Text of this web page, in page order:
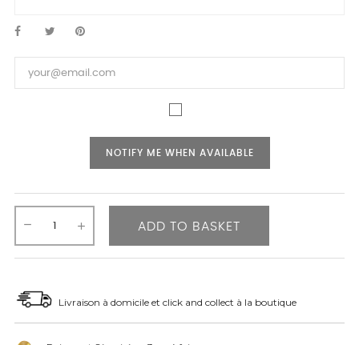
NOTIFY ME WHEN AVAILABLE
ADD TO BASKET
Livraison à domicile et click and collect à la boutique